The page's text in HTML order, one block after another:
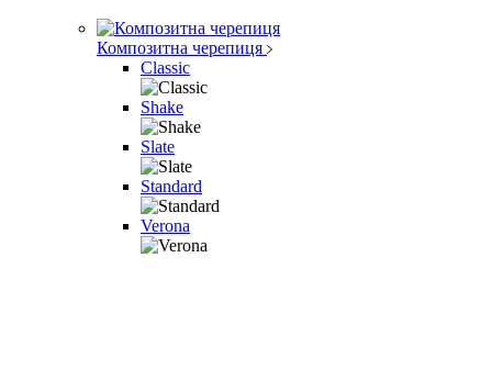
Композитна черепиця
Classic
Shake
Slate
Standard
Verona